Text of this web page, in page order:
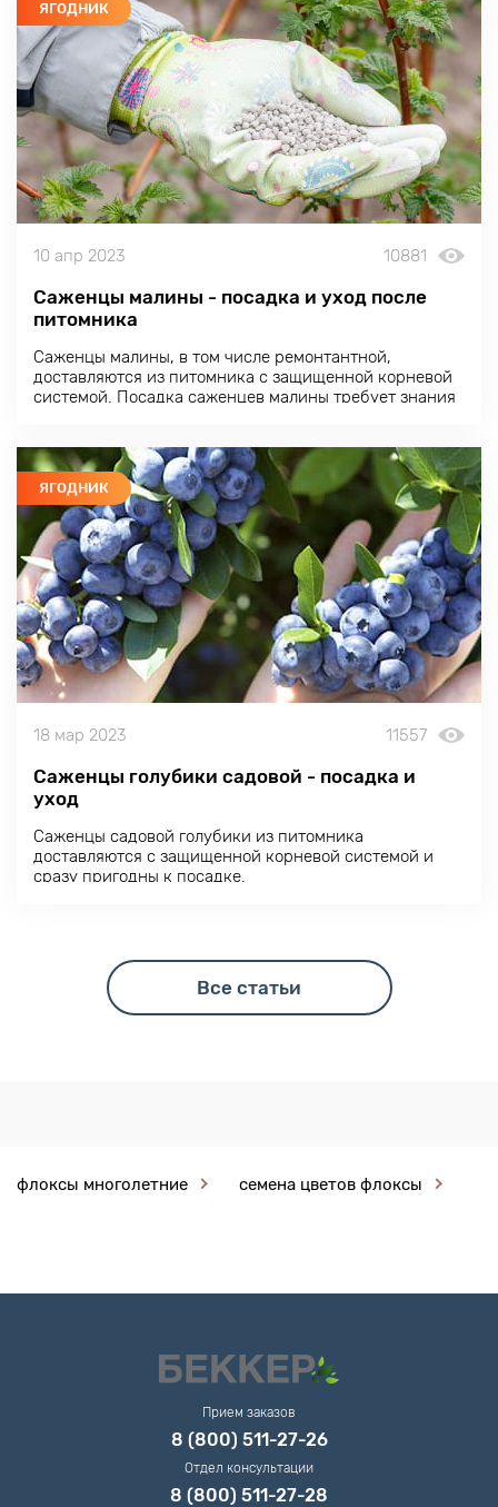
ЯГОДНИК
10 апр 2023 10881
Саженцы малины - посадка и уход после
питомника
Саженцы малины, в том числе ремонтантной,
доставляются из питомника с защищенной корневой
системой. Посадка саженцев малины требует знания
ЯГОДНИК
18 мар 2023 11557
Саженцы голубики садовой - посадка и
уход
Саженцы садовой голубики из питомника
доставляются с защищенной корневой системой и
сразу пригодны к посадке.
Все статьи
флоксы многолетние семена цветов флоксы
Прием заказов
8 (800) 511-27-26
Отдел консультации
8 (800) 511-27-28